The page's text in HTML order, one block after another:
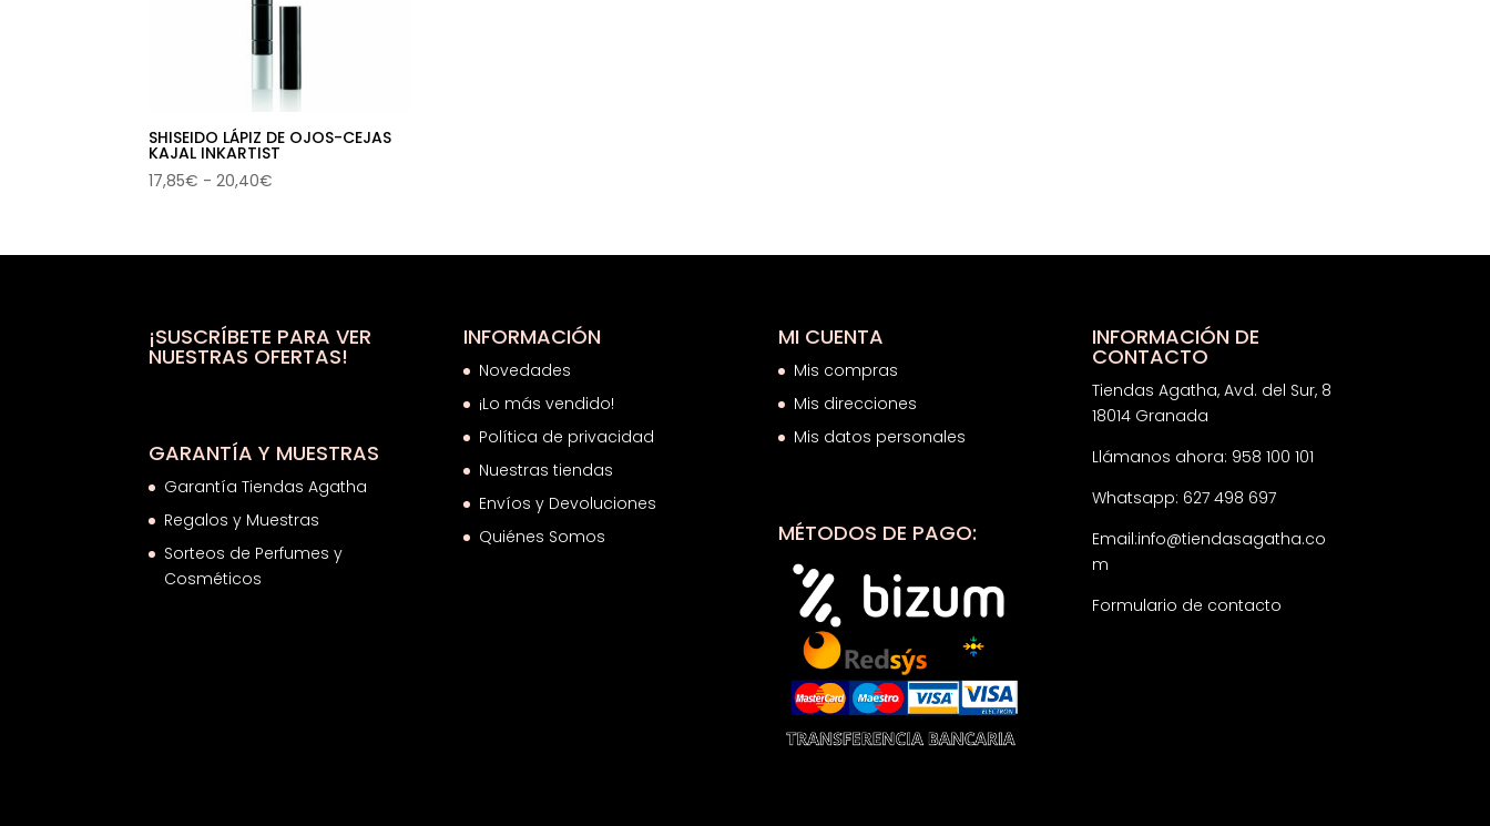
SHISEIDO LÁPIZ DE OJOS-CEJAS
KAJAL INKARTIST
17,85€ - 20,40€
desde
20,40€
¡SUSCRÍBETE PARA VER
NUESTRAS OFERTAS!
GARANTÍA Y MUESTRAS
Garantía Tiendas Agatha
Regalos y Muestras
Sorteos de Perfumes y
Cosméticos
INFORMACIÓN
Novedades
¡Lo más vendido!
Política de privacidad
Nuestras tiendas
Envíos y Devoluciones
Quiénes Somos
MI CUENTA
Mis compras
Mis direcciones
Mis datos personales
MÉTODOS DE PAGO:
INFORMACIÓN DE
CONTACTO
Tiendas Agatha, Avd. del Sur, 8
18014 Granada
Llámanos ahora: 958 100 101
Whatsapp: 627 498 697
Email:info@tiendasagatha.co
m
Formulario de contacto